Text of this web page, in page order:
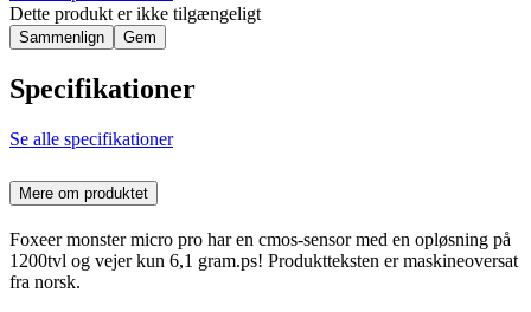
Dette produkt er ikke tilgængeligt
Sammenlign Gem
Specifikationer
Se alle specifikationer
Mere om produktet
Foxeer monster micro pro har en cmos-sensor med en opløsning på
1200tvl og vejer kun 6,1 gram.ps! Produktteksten er maskineoversat
fra norsk.